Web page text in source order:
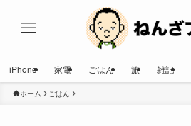
iPhone 家電 ごはん 旅 雑記
ホーム ごはん